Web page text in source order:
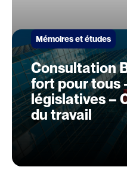
Mémoires et études
Consultation
fort pour tous
législatives –
du travail